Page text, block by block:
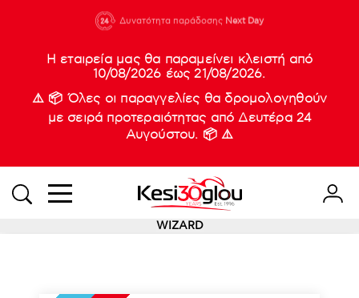
210 88 21
933
Δυνατότητα παράδοσης Next Day
Νέες
Η εταιρεία μας θα παραμείνει κλειστή από
10/08/2026 έως 21/08/2026.
⚠️ 📦 Όλες οι παραγγελίες θα δρομολογηθούν
με σειρά προτεραιότητας από Δευτέρα 24
Αυγούστου. 📦 ⚠️
WIZARD